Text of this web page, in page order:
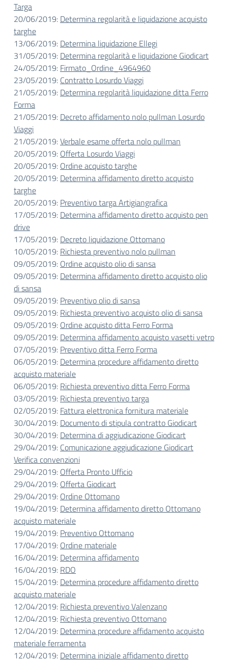
Targa
20/06/2019: Determina regolarità e liquidazione acquisto
targhe
13/06/2019: Determina liquidazione Ellegi
31/05/2019: Determina regolarità e liquidazione Giodicart
24/05/2019: Firmato_Ordine_4964960
23/05/2019: Contratto Losurdo Viaggi
21/05/2019: Determina regolarità liquidazione ditta Ferro
Forma
21/05/2019: Decreto affidamento nolo pullman Losurdo
Viaggi
21/05/2019:Verbale esame offerta nolo pullman
20/05/2019: Offerta Losurdo Viaggi
20/05/2019: Ordine acquisto targhe
20/05/2019: Determina affidamento diretto acquisto
targhe
20/05/2019: Preventivo targa Artigiangrafica
17/05/2019: Determina affidamento diretto acquisto pen
drive
17/05/2019: Decreto liquidazione Ottomano
10/05/2019: Richiesta preventivo nolo pullman
09/05/2019: Ordine acquisto olio di sansa
09/05/2019: Determina affidamento diretto acquisto olio
di sansa
09/05/2019: Preventivo olio di sansa
09/05/2019: Richiesta preventivo acquisto olio di sansa
09/05/2019: Ordine acquisto ditta Ferro Forma
09/05/2019: Determina affidamento acquisto vasetti vetro
07/05/2019: Preventivo ditta Ferro Forma
06/05/2019: Determina procedure affidamento diretto
acquisto materiale
06/05/2019: Richiesta preventivo ditta Ferro Forma
03/05/2019: Richiesta preventivo targa
02/05/2019: Fattura elettronica fornitura materiale
30/04/2019: Documento di stipula contratto Giodicart
30/04/2019: Determina di aggiudicazione Giodicart
29/04/2019: Comunicazione aggiudicazione Giodicart
Verifica convenzioni
29/04/2019: Offerta Pronto Ufficio
29/04/2019: Offerta Giodicart
29/04/2019: Ordine Ottomano
19/04/2019: Determina affidamento diretto Ottomano
acquisto materiale
19/04/2019: Preventivo Ottomano
17/04/2019: Ordine materiale
16/04/2019: Determina affidamento
16/04/2019: RDO
15/04/2019: Determina procedure affidamento diretto
acquisto materiale
12/04/2019: Richiesta preventivo Valenzano
12/04/2019: Richiesta preventivo Ottomano
12/04/2019: Determina procedure affidamento acquisto
materiale ferramenta
12/04/2019: Determina iniziale affidamento diretto